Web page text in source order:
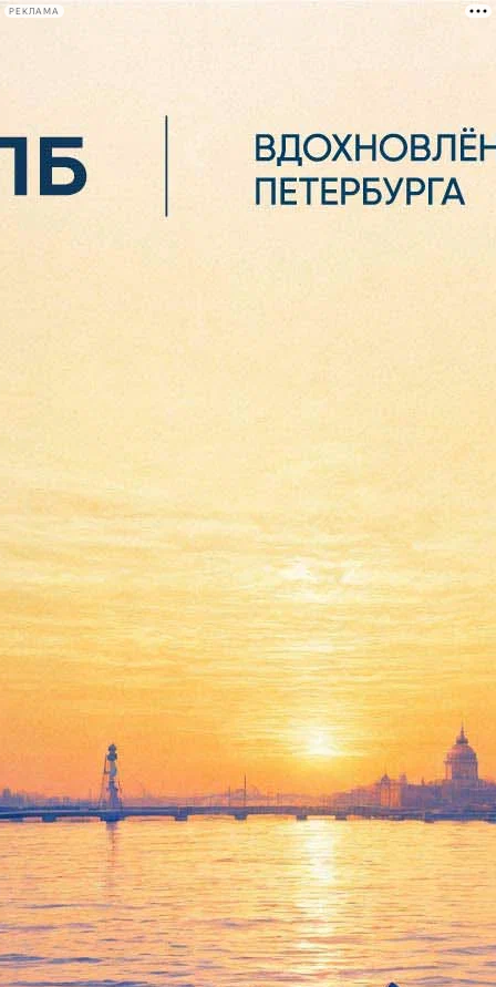
РЕКЛАМА
Сегодня:
На «Маяковский-fest» поэт
превратится в айсберг